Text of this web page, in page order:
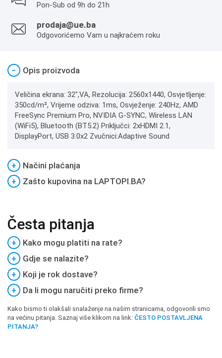
Pon-Sub od 9h do 21h
prodaja@ue.ba
Odgovorićemo Vam u najkraćem roku
− Opis proizvoda
Veličina ekrana: 32",VA, Rezolucija: 2560x1440, Osvjetljenje:
350cd/m², Vrijeme odziva: 1ms, Osvježenje: 240Hz, AMD
FreeSync Premium Pro, NVIDIA G-SYNC, Wireless LAN
(WiFi5), Bluetooth (BT5.2) Priključci: 2xHDMI 2.1,
DisplayPort, USB 3.0x2 Zvučnici:Adaptive Sound
+
Načini plaćanja
+
Zašto kupovina na LAPTOPI.BA?
Česta pitanja
+
Kako mogu platiti na rate?
+
Gdje se nalazite?
+
Koji je rok dostave?
+
Da li mogu naručiti preko firme?
Kako bismo ti olakšali snalaženje na našim stranicama, odgovorili smo
na većinu pitanja. Saznaj više klikom na link: ČESTO POSTAVLJENA
PITANJA?